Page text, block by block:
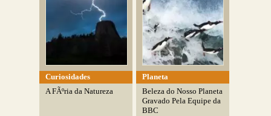
Curiosidades
A FÃºria da Natureza
Planeta
Beleza do Nosso Planeta
Gravado Pela Equipe da
BBC